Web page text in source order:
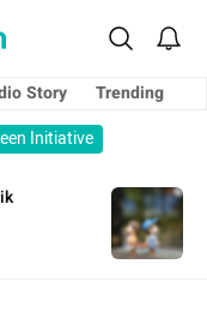
Story
Trending
Initiative